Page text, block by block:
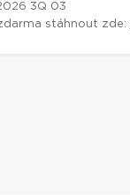
3Q 03
stáhnout zde: